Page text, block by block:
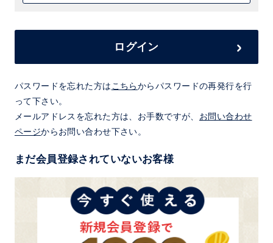
ログイン
パスワードを忘れた方は こちらからパスワードの再発行を行
って下さい。
メールアドレスを忘れた方は、お手数ですが、 お問い合わせ
ページからお問い合わせ下さい。
まだ会員登録されていないお客様